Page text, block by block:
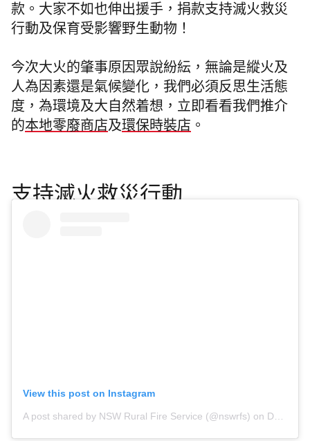
款。大家不如也伸出援手，捐款支持滅火救災
行動及保育受影響野生動物！
今次大火的肇事原因眾說紛紜，無論是縱火及
人為因素還是氣候變化，我們必須反思生活態
度，為環境及大自然着想，立即看看我們推介
的本地零廢商店及環保時裝店 。
支持滅火救災行動
View this post on Instagram
A post shared by NSW Rural Fire Service (@nswrfs) on Dec 26, 2019 at 2:10am PST